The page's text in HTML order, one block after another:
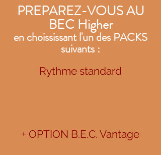
PREPAREZ-VOUS AU
BEC Higher
en choississant l'un des PACKS
suivants :
Rythme standard
+ OPTION B.E.C. Vantage